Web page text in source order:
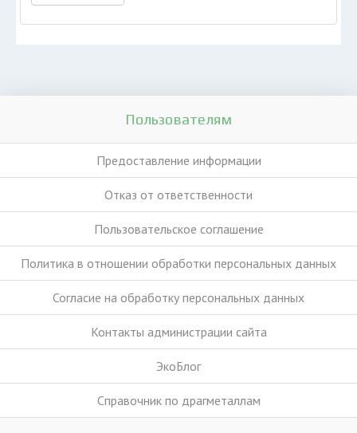
Пользователям
Предоставление информации
Отказ от ответственности
Пользовательское соглашение
Политика в отношении обработки персональных данных
Согласие на обработку персональных данных
Контакты администрации сайта
ЭкоБлог
Справочник по драгметаллам